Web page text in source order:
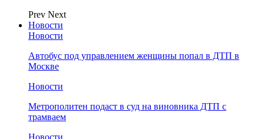
Prev Next
Новости
Новости
Автобус под управлением женщины попал в ДТП в
Москве
Новости
Метрополитен подаст в суд на виновника ДТП с
трамваем
Новости